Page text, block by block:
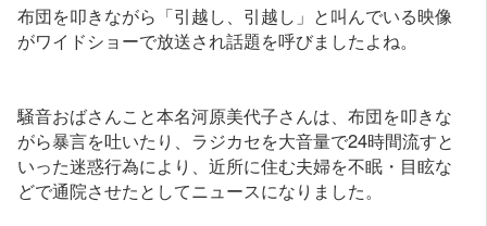
布団を叩きながら「引越し、引越し」と叫んでいる映像
がワイドショーで放送され話題を呼びましたよね。
騒音おばさんこと本名河原美代子さんは、布団を叩きな
がら暴言を吐いたり、ラジカセを大音量で24時間流すと
いった迷惑行為により、近所に住む夫婦を不眠・目眩な
どで通院させたとしてニュースになりました。